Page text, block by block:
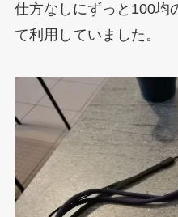
仕方なしにずっと100均
て利用していました。